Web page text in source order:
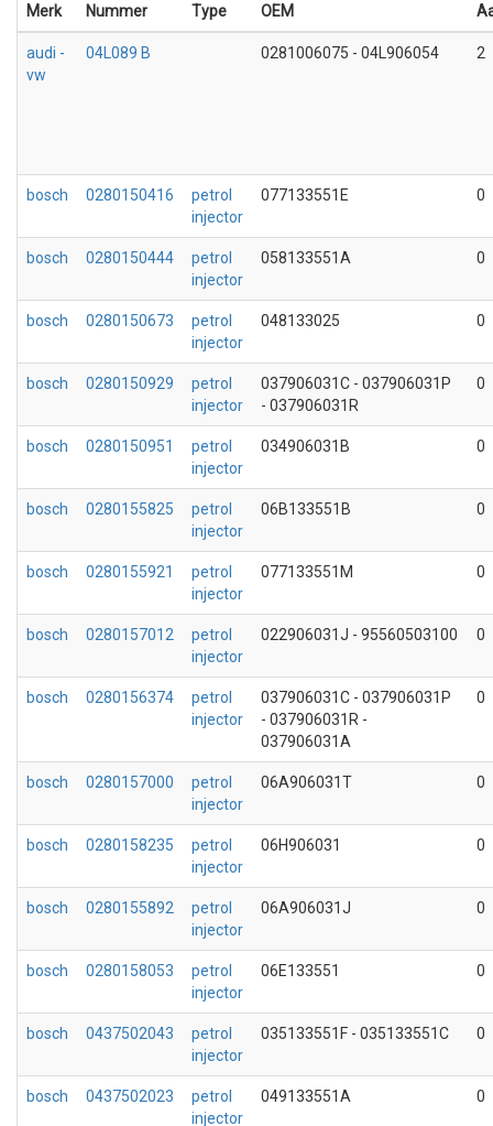
Merk Nummer Type OEM
audi -
vw
04L089 B 0281006075 - 04L906054 2
bosch 0280150416
petrol
injector
077133551E 0
bosch 0280150444
petrol
injector
058133551A 0
bosch 0280150673
petrol
injector
048133025 0
bosch 0280150929
petrol
injector
037906031C - 037906031P
- 037906031R
0
bosch 0280150951
petrol
injector
034906031B 0
bosch 0280155825
petrol
injector
06B133551B 0
bosch 0280155921
petrol
injector
077133551M 0
bosch 0280157012
petrol
injector
022906031J - 95560503100 0
bosch 0280156374
petrol
injector
037906031C - 037906031P
- 037906031R -
037906031A
0
bosch 0280157000
petrol
injector
06A906031T 0
bosch 0280158235
petrol
injector
06H906031 0
bosch 0280155892
petrol
injector
06A906031J 0
bosch 0280158053
petrol
injector
06E133551 0
bosch 0437502043
petrol
injector
035133551F - 035133551C 0
bosch 0437502023
petrol
injector
049133551A 0